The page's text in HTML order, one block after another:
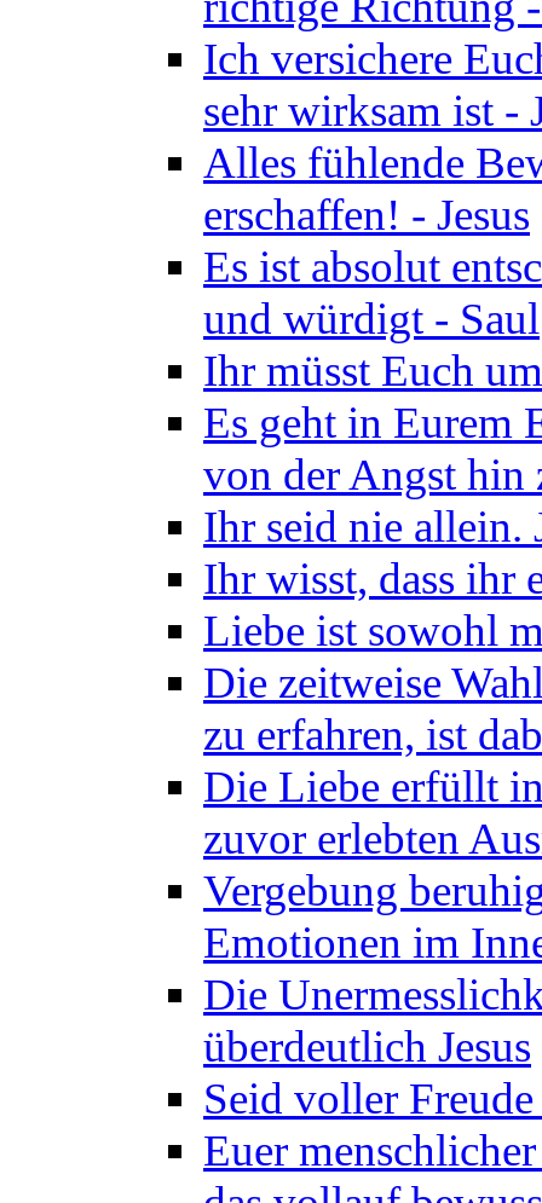
Ich versichere
sehr wirksam ist -
Alles fühlende
erschaffen! - Jesus
Es ist absolut
und würdigt - Saul
Ihr müsst Euch
Es geht in Eurem
von der Angst hin
Ihr seid nie allein.
Ihr wisst, dass ihr
Liebe ist sowohl
Die zeitweise
zu erfahren, ist
Die Liebe erfüllt
zuvor erlebten
Vergebung
Emotionen im
Die
überdeutlich Jesus
Seid voller
Euer